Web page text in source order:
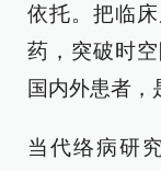
依托。把临
药，突破时
国内外患者，
当代络病研